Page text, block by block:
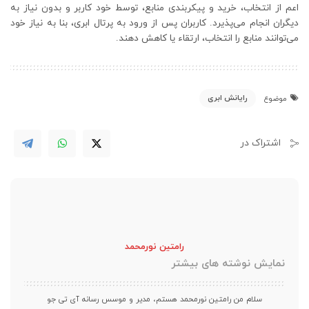
اعم از انتخاب، خرید و پیکربندی منابع، توسط خود کاربر و بدون نیاز به
دیگران انجام می‌پذیرد. کاربران پس از ورود به پرتال ابری، بنا به نیاز خود
می‌توانند منابع را انتخاب، ارتقاء یا کاهش ‌دهند.
موضوع رایانش ابری
اشتراک در
رامتین نورمحمد
نمایش نوشته های بیشتر
سلام من رامتین نورمحمد هستم، مدیر و موسس رسانه آی تی جو